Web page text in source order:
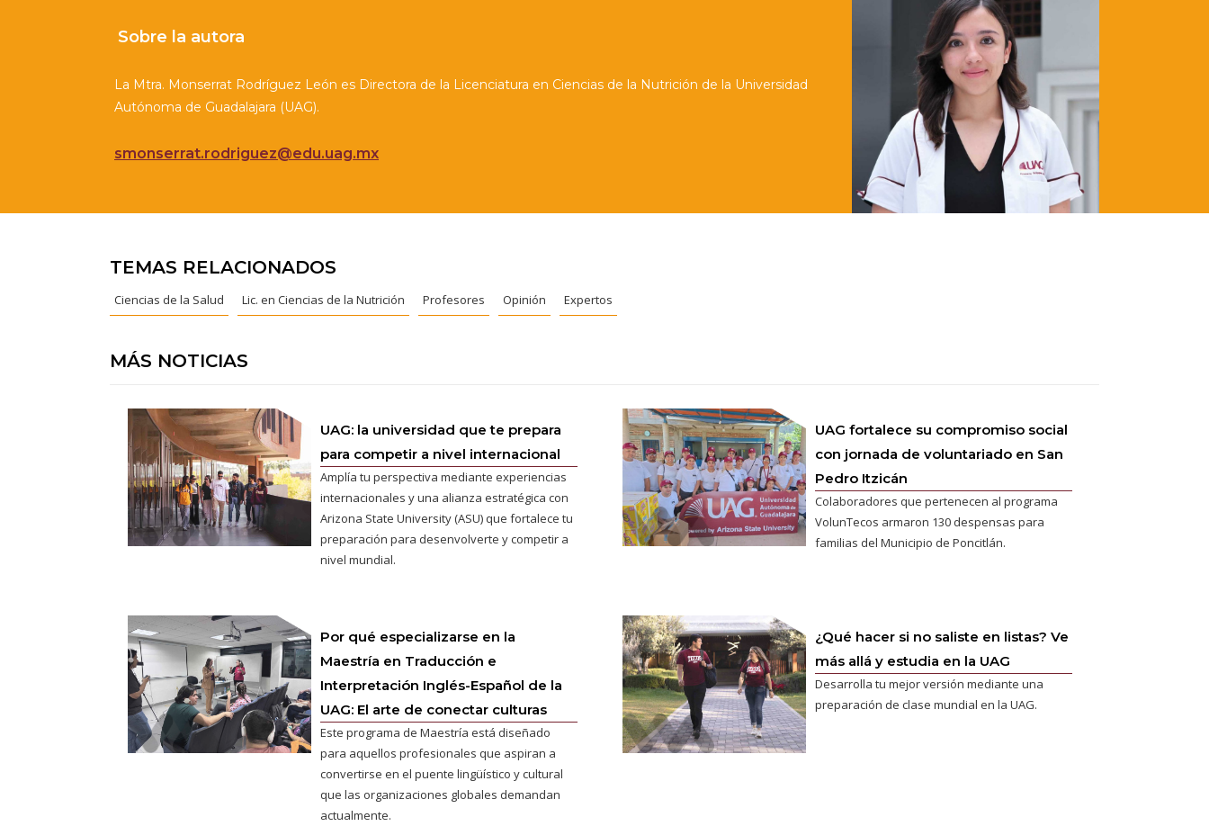
Sobre la autora
La Mtra. Monserrat Rodríguez León es Directora de la Licenciatura en Ciencias de la Nutrición de la Universidad
Autónoma de Guadalajara (UAG).
smonserrat.rodriguez@edu.uag.mx
TEMAS RELACIONADOS
Ciencias de la Salud Lic. en Ciencias de la Nutrición Profesores Opinión Expertos
MÁS NOTICIAS
UAG: la universidad que te prepara
para competir a nivel internacional
Amplía tu perspectiva mediante experiencias
internacionales y una alianza estratégica con
Arizona State University (ASU) que fortalece tu
preparación para desenvolverte y competir a
nivel mundial.
UAG fortalece su compromiso social
con jornada de voluntariado en San
Pedro Itzicán
Colaboradores que pertenecen al programa
VolunTecos armaron 130 despensas para
familias del Municipio de Poncitlán.
Por qué especializarse en la
Maestría en Traducción e
Interpretación Inglés-Español de la
UAG: El arte de conectar culturas
Este programa de Maestría está diseñado
para aquellos profesionales que aspiran a
convertirse en el puente lingüístico y cultural
que las organizaciones globales demandan
actualmente.
¿Qué hacer si no saliste en listas? Ve
más allá y estudia en la UAG
Desarrolla tu mejor versión mediante una
preparación de clase mundial en la UAG.